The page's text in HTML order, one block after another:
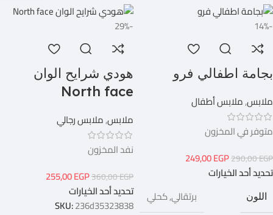
-14%
بجامة اطفالي فرو
ملابس,ملابس أطفال
متوفر في المخزون
290,00EGP
249,00EGP
تحديد أحد الخيارات
اللون برتقالي,كحلي
-29%
هودي شرايح الوان
North face
ملابس,ملابس رجالي
نفد المخزون
360,00EGP
255,00EGP
تحديد أحد الخيارات
SKU:236d35323838